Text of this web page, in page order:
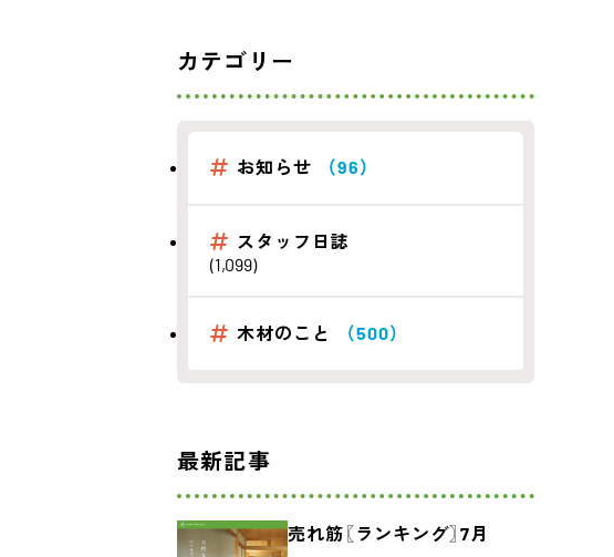
カテゴリー
お知らせ （96）
スタッフ日誌
(1,099)
木材のこと （500）
最新記事
売れ筋〖ランキング〗7月